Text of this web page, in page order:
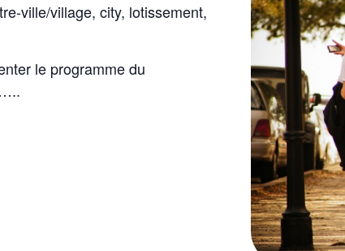
ville/village, city, lotissement,
le programme du